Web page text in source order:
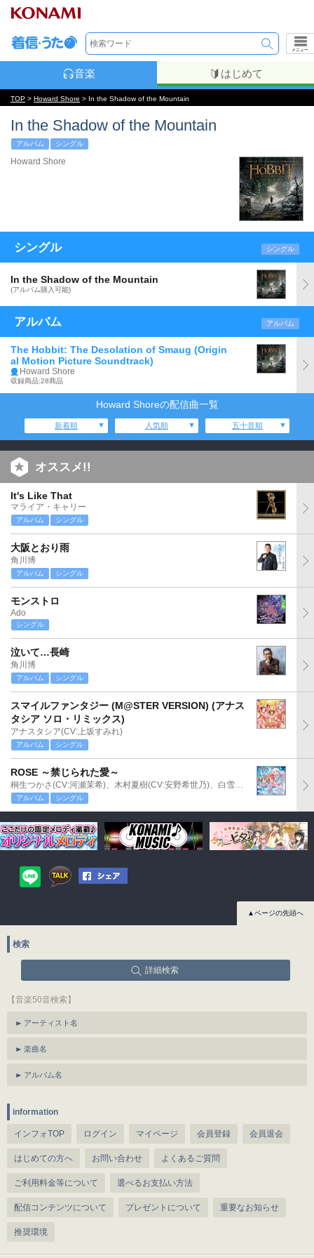
メニュー
音楽 はじめて
TOP > Howard Shore > In the Shadow of the Mountain
In the Shadow of the Mountain
アルバム シングル
Howard Shore
シングル シングル
In the Shadow of the Mountain
(アルバム購入可能)
アルバム アルバム
The Hobbit: The Desolation of Smaug (Origin
al Motion Picture Soundtrack)
Howard Shore
収録商品:28商品
Howard Shoreの配信曲一覧
新着順 人気順 五十音順
オススメ!!
It's Like That
マライア・キャリー
アルバム シングル
大阪とおり雨
角川博
アルバム シングル
モンストロ
Ado
シングル
泣いて…長崎
角川博
アルバム シングル
スマイルファンタジー (M@STER VERSION) (アナス
タシア ソロ・リミックス)
アナスタシア(CV:上坂すみれ)
アルバム シングル
ROSE ～禁じられた愛～
桐生つかさ(CV:河瀬茉希)、木村夏樹(CV:安野希世乃)、白雪千夜(CV:関口理咲)
アルバム シングル
▲ページの先頭へ
検索
詳細検索
【音楽50音検索】
アーティスト名
楽曲名
アルバム名
information
インフォTOP ログイン マイページ 会員登録 会員退会
はじめての方へ お問い合わせ よくあるご質問
ご利用料金等について 選べるお支払い方法
配信コンテンツについて プレゼントについて 重要なお知らせ
推奨環境